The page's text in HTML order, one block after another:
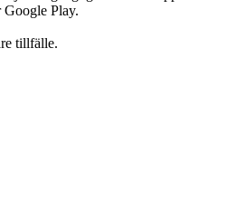
Google Play.
tillfälle.